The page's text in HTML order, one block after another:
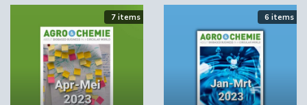
‘Grote groeikansen Europese markt voor biobased
producten’
7 items 6 items